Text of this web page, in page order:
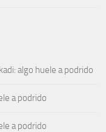
algo huele a podrido
a podrido
a podrido